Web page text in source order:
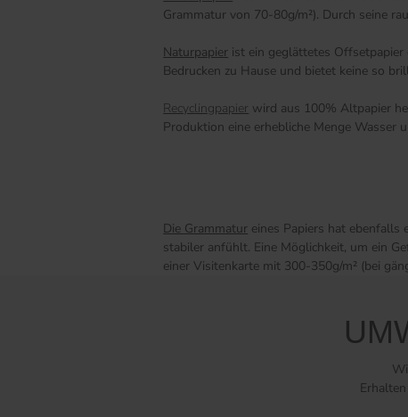
Grammatur von 70-80g/m²). Durch seine
Naturpapier ist ein geglättetes Offsetpapier
Bedrucken zu Hause und bietet keine so
Recyclingpapier wird aus 100% Altpapier
Produktion eine erhebliche Menge Wasser
Die Grammatur eines Papiers hat ebenfalls
stabiler anfühlt. Eine Möglichkeit, um ein
einer Visitenkarte mit 300-350g/m² (bei